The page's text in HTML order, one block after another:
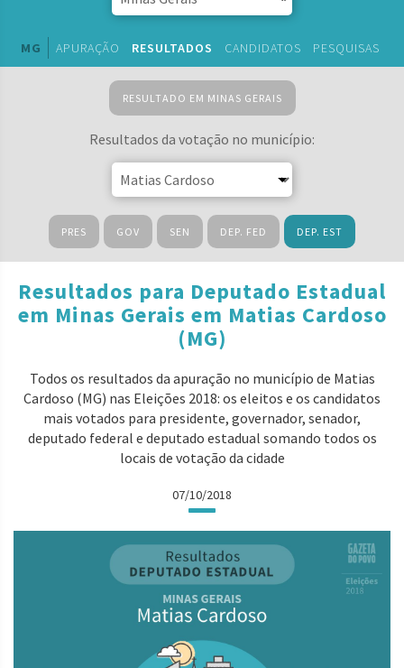
MG APURAÇÃO RESULTADOS CANDIDATOS PESQUISAS
RESULTADO EM MINAS GERAIS
Resultados da votação no município:
PRES GOV SEN DEP. FED DEP. EST
Resultados para Deputado Estadual
em Minas Gerais em Matias Cardoso
(MG)
Todos os resultados da apuração no município de Matias
Cardoso (MG) nas Eleições 2018: os eleitos e os candidatos
mais votados para presidente, governador, senador,
deputado federal e deputado estadual somando todos os
locais de votação da cidade
07/10/2018